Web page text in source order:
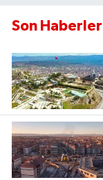
Son Haberler